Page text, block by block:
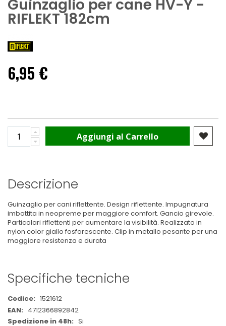
Guinzaglio per cane HV-Y -
RIFLEKT 182cm
6,95 €
Aggiungi al Carrello
Descrizione
Guinzaglio per cani riflettente. Design riflettente. Impugnatura
imbottita in neopreme per maggiore comfort. Gancio girevole.
Particolari riflettenti per aumentare la visibilità. Realizzato in
nylon color giallo fosforescente. Clip in metallo pesante per una
maggiore resistenza e durata
Specifiche tecniche
Maggiori
Informazioni
1521612
4712366892842
Si